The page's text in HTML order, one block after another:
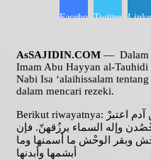
FacebookTwitter
AsSAJIDIN.COM — Dalam
Imam Abu Hayyan al-Tauhidi
Nabi Isa ‘alaihissalam
dalam mencari rezeki.
Berikut riwayatnya: وقال عيسي عليه السلام: يا ابن آدم اعتبرْ
وإله السماء يرزُقهنّ. فإن
وبقر الوحْش ما أسمنها وما
أبشمها وأبدنها